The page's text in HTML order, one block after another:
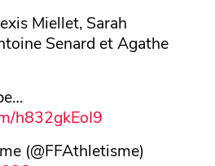
Miellet, Sarah
Senard et Agathe
h832gkEoI9
(@FFAthletisme)